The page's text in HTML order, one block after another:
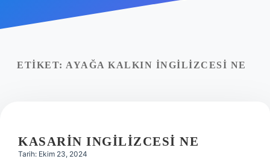
Yasal Uyarı
ETIKET: AYAĞA KALKIN INGILIZCESI NE
KASARIN INGILIZCESI NE
Tarih: Ekim 23, 2024